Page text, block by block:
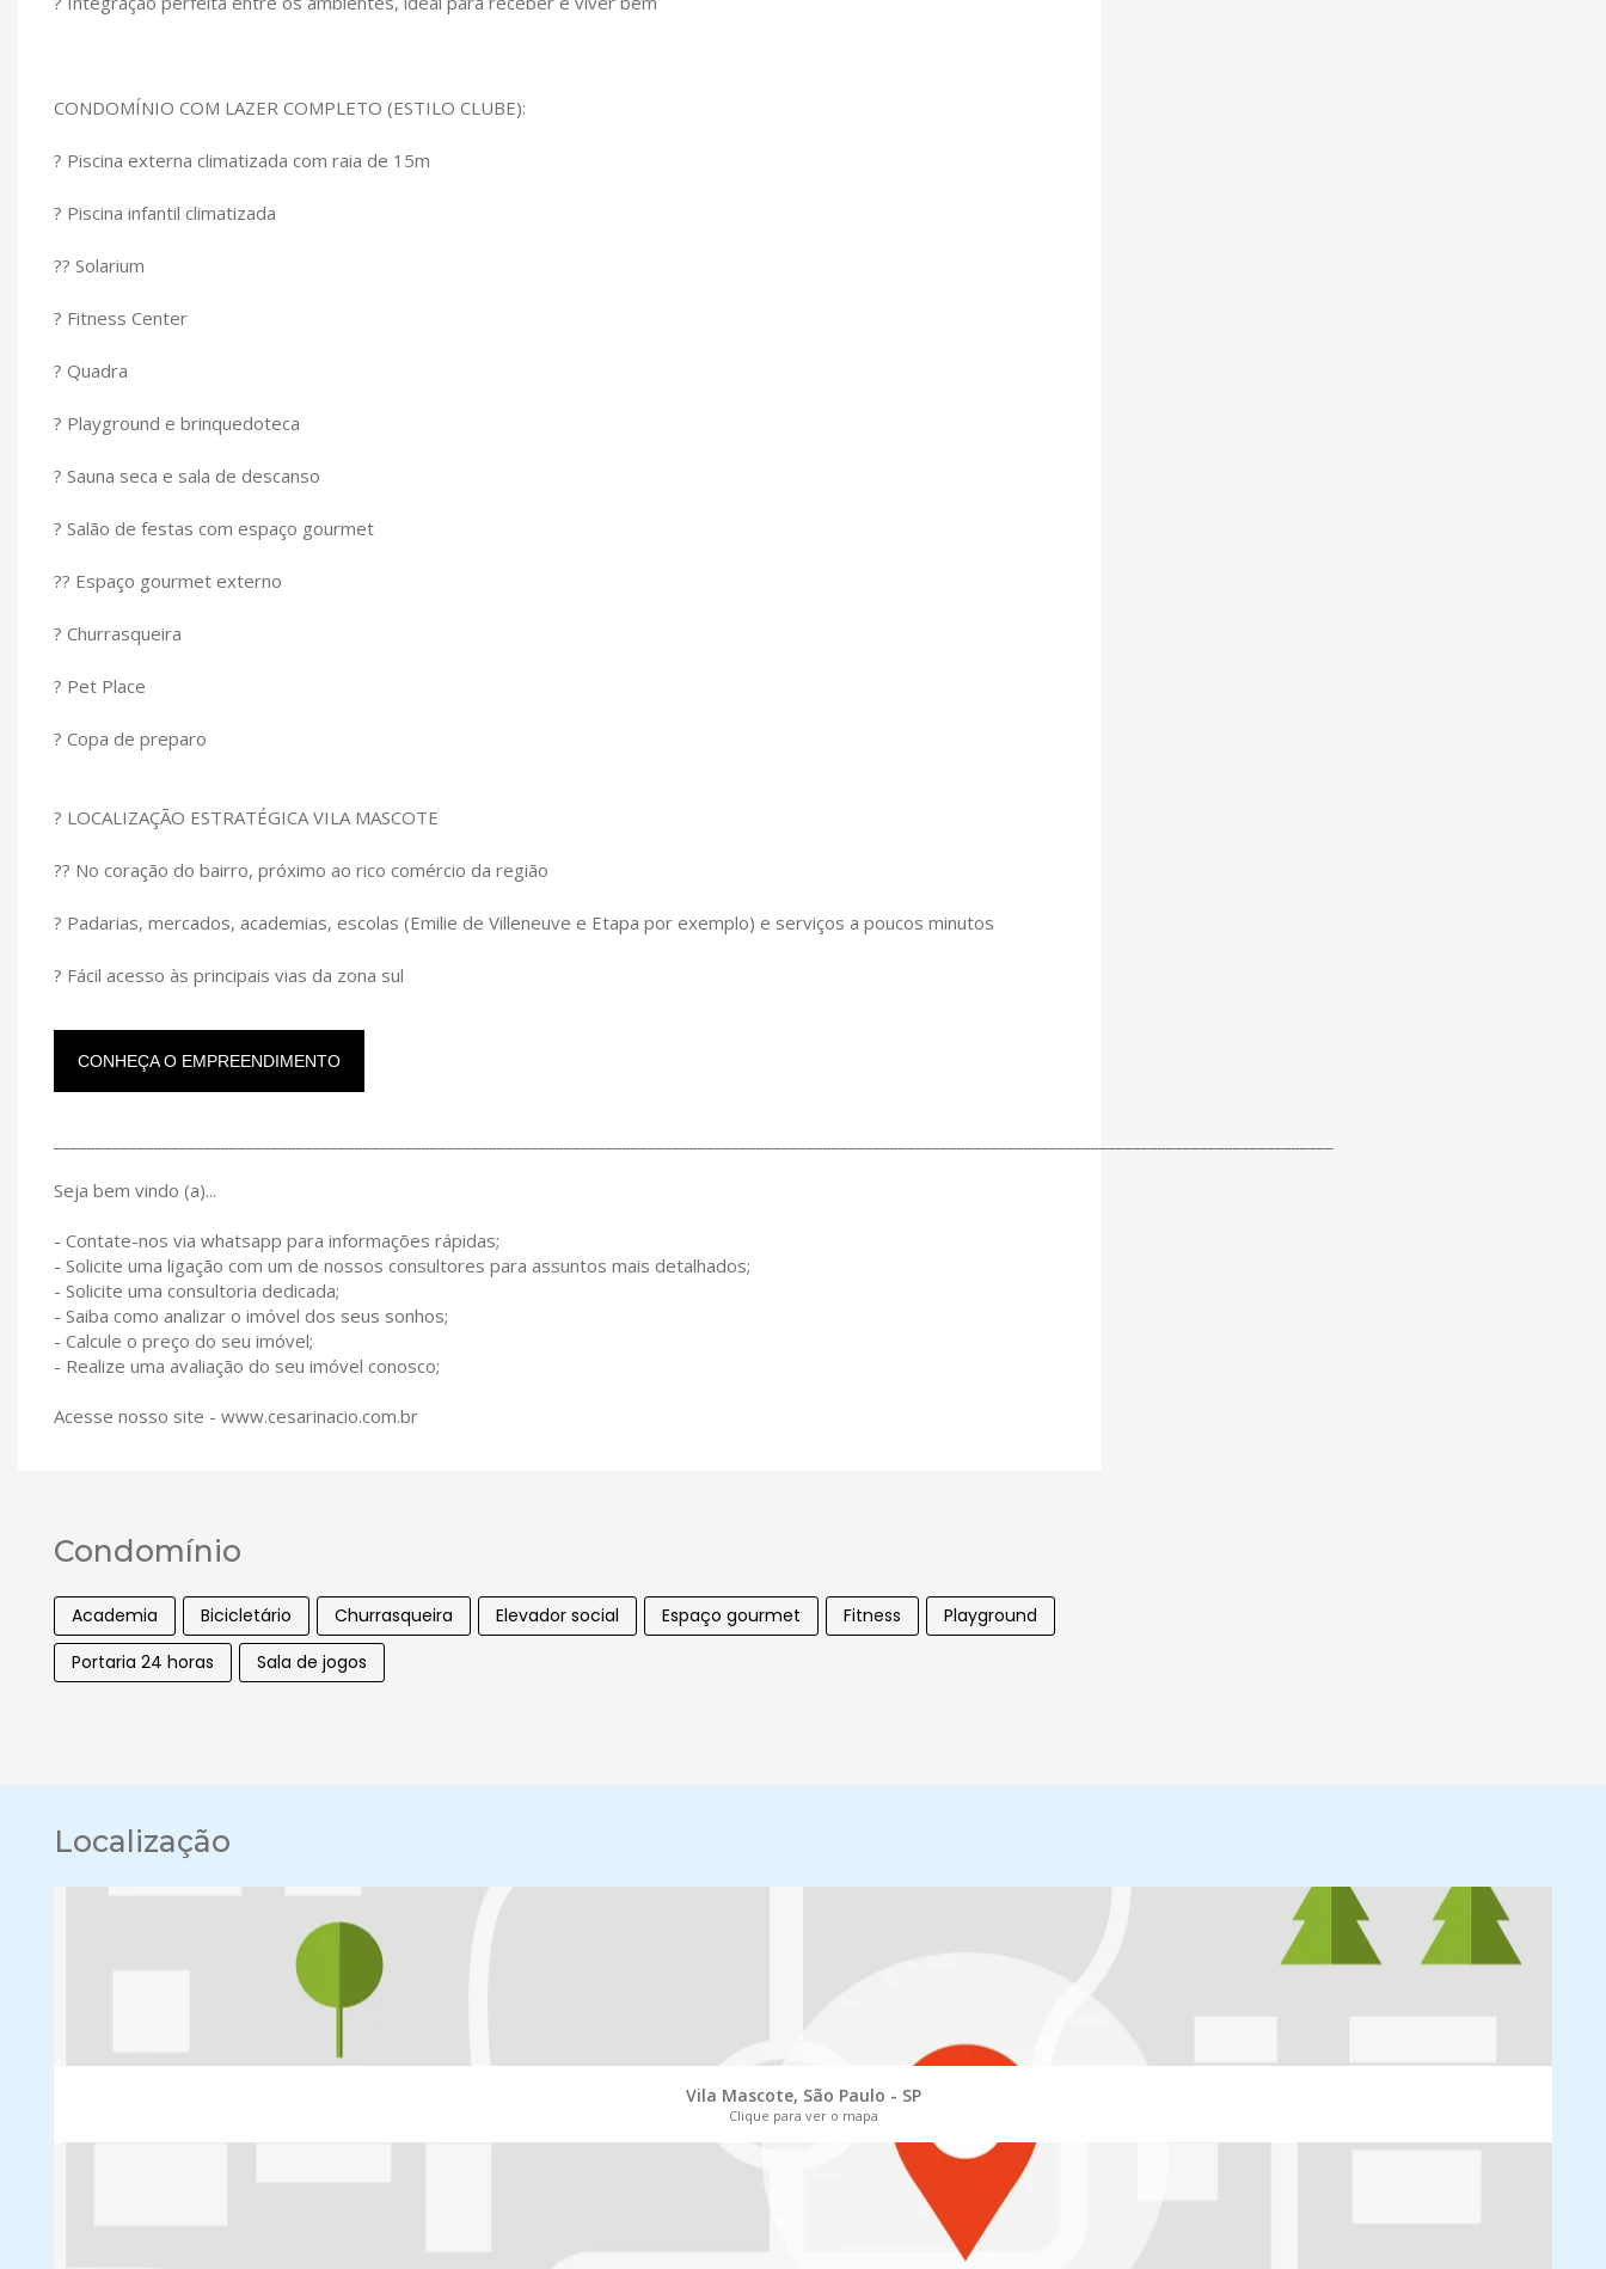
CONDOMÍNIO COM LAZER COMPLETO (ESTILO CLUBE):
? Piscina externa climatizada com raia de 15m
? Piscina infantil climatizada
?? Solarium
? Fitness Center
? Quadra
? Playground e brinquedoteca
? Sauna seca e sala de descanso
? Salão de festas com espaço gourmet
?? Espaço gourmet externo
? Churrasqueira
? Pet Place
? Copa de preparo
? LOCALIZAÇÃO ESTRATÉGICA VILA MASCOTE
?? No coração do bairro, próximo ao rico comércio da região
? Padarias, mercados, academias, escolas (Emilie de Villeneuve e Etapa por exemplo) e serviços a poucos minutos
? Fácil acesso às principais vias da zona sul
CONHEÇA O EMPREENDIMENTO
Seja bem vindo (a)...
- Contate-nos via whatsapp para informações rápidas;
- Solicite uma ligação com um de nossos consultores para assuntos mais detalhados;
- Solicite uma consultoria dedicada;
- Saiba como analizar o imóvel dos seus sonhos;
- Calcule o preço do seu imóvel;
- Realize uma avaliação do seu imóvel conosco;
Acesse nosso site - www.cesarinacio.com.br
Condomínio
Academia Bicicletário Churrasqueira Elevador social Espaço gourmet Fitness
Playground
Portaria 24 horas
Sala de jogos
Localização
Vila Mascote, São Paulo - SP
Clique para ver o mapa